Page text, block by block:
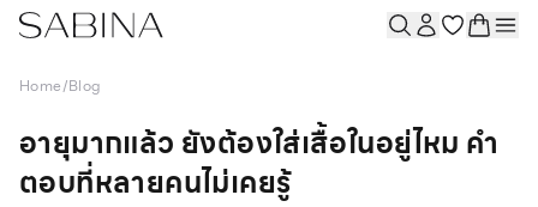
Home/Blog
อายุมากแล้ว ยังต้องใส่เสื้อในอยู่ไหม คำ
ตอบที่หลายคนไม่เคยรู้